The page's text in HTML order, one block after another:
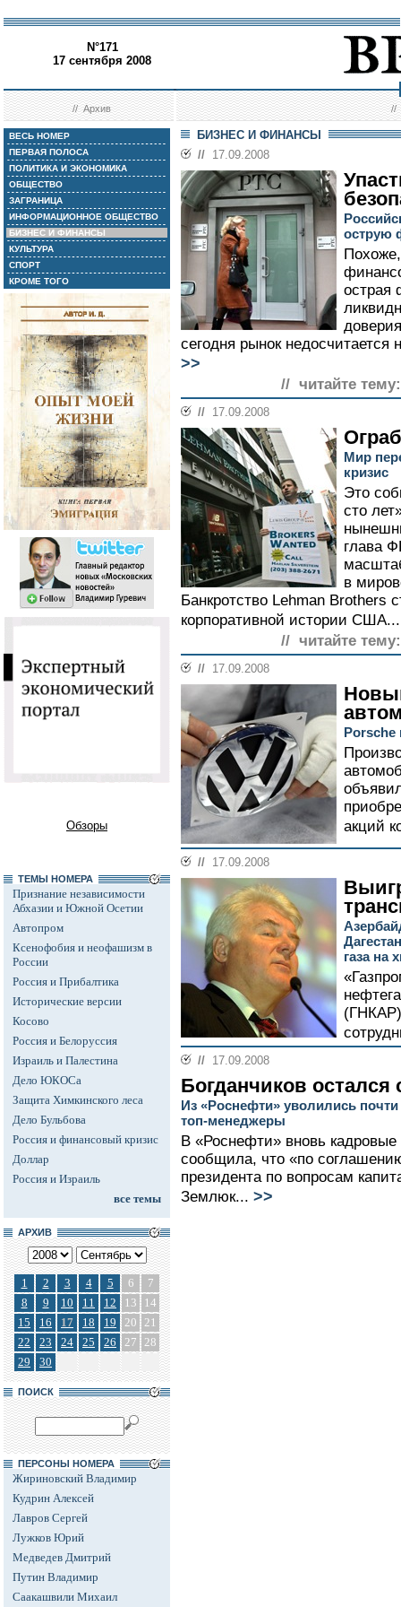
N°171
17 сентября 2008
//Архив //
ВЕСЬ НОМЕР
ПЕРВАЯ ПОЛОСА
ПОЛИТИКА И ЭКОНОМИКА
ОБЩЕСТВО
ЗАГРАНИЦА
ИНФОРМАЦИОННОЕ ОБЩЕСТВО
БИЗНЕС И ФИНАНСЫ
КУЛЬТУРА
СПОРТ
КРОМЕ ТОГО
Обзоры
ТЕМЫ НОМЕРА
Признание независимости
Абхазии и Южной Осетии
Автопром
Ксенофобия и неофашизм в
России
Россия и Прибалтика
Исторические версии
Косово
Россия и Белоруссия
Израиль и Палестина
Дело ЮКОСа
Защита Химкинского леса
Дело Бульбова
Россия и финансовый кризис
Доллар
Россия и Израиль
все темы
АРХИВ
1 2 3 4 5 6
7
8
9 10 11 12 13
14
15
16 17 18 19 20 21
22
23 24 25 26 27 28
29
30
ПОИСК
ПЕРСОНЫ НОМЕРА
Жириновский Владимир
Кудрин Алексей
Лавров Сергей
Лужков Юрий
Медведев Дмитрий
Путин Владимир
Саакашвили Михаил
БИЗНЕС И ФИНАНСЫ
// 17.09.2008
острую
острая
сегодня рынок недосчитается
>>
// читайте тему:
// 17.09.2008
Мир
кризис
Это
сто
глава
в
Банкротство Lehman Brothers
корпоративной истории
// читайте тему:
// 17.09.2008
Porsche
акций
// 17.09.2008
газа на
(ГНКАР)
// 17.09.2008
Богданчиков остался
Из «Роснефти» уволились
топ-менеджеры
В «Роснефти» вновь
сообщила, что «по
президента по вопросам
Землюк... >>